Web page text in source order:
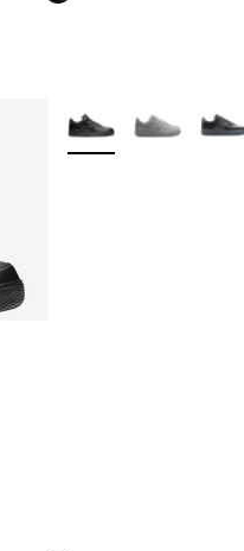
5 étoiles], 111
Plus de couleurs